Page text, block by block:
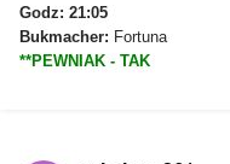
Godz: 21:05
Bukmacher: Fortuna
**PEWNIAK - TAK